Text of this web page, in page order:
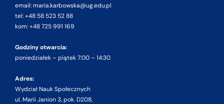
email: maria.karbowska@ug.edu.pl
tel: +48 58 523 52 88
kom: +48 725 991 169
Godziny otwarcia:
poniedziałek – piątek 7:00 – 14:30
Adres:
Wydział Nauk Społecznych
ul. Marii Janion 3, pok. D208,